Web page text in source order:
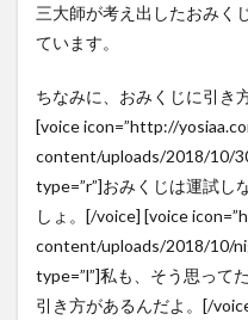
まと
三大師が考え出したおみく
ています。
ちなみに、おみくじに引き
[voice icon=”http://
content/uploads/2018/10/
type=”r”]おみくじは運試し
しょ。[/voice] [voice
content/uploads/2018/10/
type=”l”]私も、そう思って
引き方があるんだよ。[/